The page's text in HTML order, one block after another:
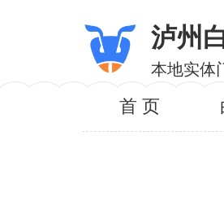
泸州
本地实体
首 页